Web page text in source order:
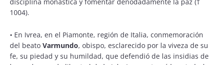
1004).
• En Ivrea, en el Piamonte, región de Italia, conmemoración
del beato Varmundo, obispo, esclarecido por la viveza de su
fe, su piedad y su humildad, que defendió de las insidias de